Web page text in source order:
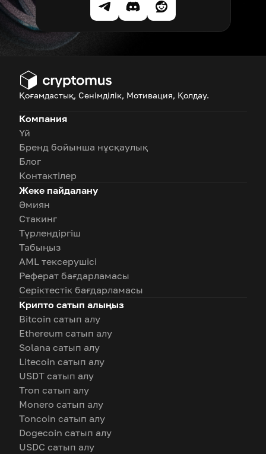
Қоғамдастық, Сенімділік, Мотивация, Қолдау.
Компания
Үй
Бренд бойынша нұсқаулық
Блог
Контактілер
Жеке пайдалану
Әмиян
Стакинг
Түрлендіргіш
Табыңыз
AML тексерушісі
Реферат бағдарламасы
Серіктестік бағдарламасы
Крипто сатып алыңыз
Bitcoin сатып алу
Ethereum сатып алу
Solana сатып алу
Litecoin сатып алу
USDT сатып алу
Tron сатып алу
Monero сатып алу
Toncoin сатып алу
Dogecoin сатып алу
USDC сатып алу